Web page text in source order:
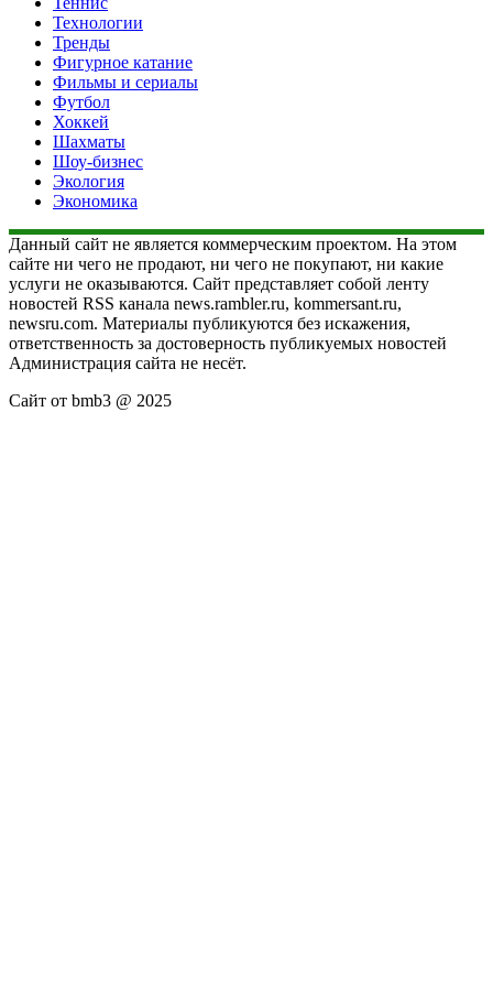
Технологии
Тренды
Фигурное катание
Фильмы и сериалы
Футбол
Хоккей
Шахматы
Шоу-бизнес
Экология
Экономика
Данный сайт не является коммерческим проектом. На этом
сайте ни чего не продают, ни чего не покупают, ни какие
услуги не оказываются. Сайт представляет собой ленту
новостей RSS канала news.rambler.ru, kommersant.ru,
newsru.com. Материалы публикуются без искажения,
ответственность за достоверность публикуемых новостей
Администрация сайта не несёт.
Сайт от bmb3 @ 2025